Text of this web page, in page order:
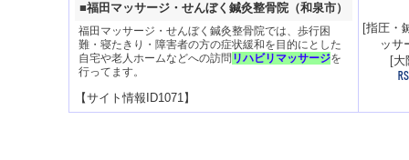
■福田マッサージ・せんぼく鍼灸整骨院（和泉市）
福田マッサージ・せんぼく鍼灸整骨院では、歩行困
難・寝たきり・障害者の方の症状緩和を目的にとした
自宅や老人ホームなどへの訪問 リハビリマッサージを
行ってます。
【サイト情報ID1071】
[指圧・
ッサ
[大